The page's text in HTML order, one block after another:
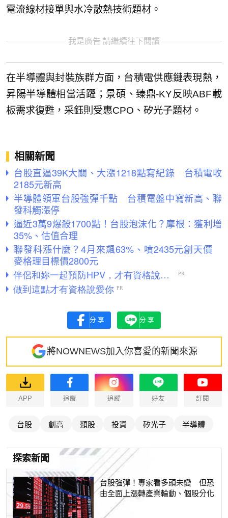
電流線材接單與水冷散熱技術題材。
我是廣告 請繼續往下閱讀
在半導體與封裝族群方面，台積電供應鏈表現熱，
昇陽半導體相當活躍；景碩、臻鼎-KY反映ABF載
板需求復甦，采鈺則受惠CPO、矽光子題材。
相關新聞
台股直逼39K大關、大漲1218點寫紀錄 台積電收
2185元新高
半導體領軍台股強彈千點 台積電盤中寫新高、聯
發科觸漲停
逼近3萬9爆殺1700點！台股泡沫化？摩根：獲利增
35%、估值合理
聯發科漲什麼？4月來飆63%、噴2435元創天價
麥格理目標價2800元
分享 分享
將NOWNEWS加入你喜愛的新聞來源
APP 追蹤 追蹤 好友 訂閱
台股 創高 類股 投資 矽光子 半導體
探索新聞
台股強彈！專家看多頭未變 但恐
由全面上漲轉產業輪動、個股分化